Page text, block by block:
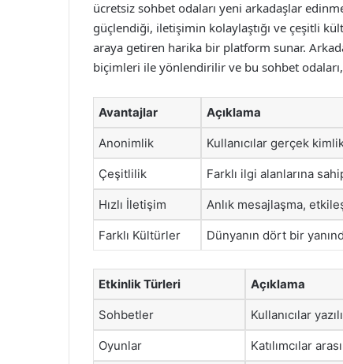
ücretsiz sohbet odaları yeni arkadaşlar
güçlendiği, iletişimin kolaylaştığı ve çeşitli
araya getiren harika bir platform sunar.
biçimleri ile yönlendirilir ve bu sohbet
Avantajlar Açıklama
Anonimlik Kullanıcılar gerçek
Çeşitlilik Farklı ilgi alanlarına
Hızlı İletişim Anlık mesajlaşma,
Farklı Kültürler Dünyanın dört bir
Etkinlik Türleri Açıklama
Sohbetler Kullanıcılar
Oyunlar Katılımcılar